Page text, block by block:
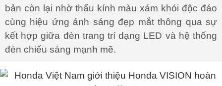
bản còn lại nhờ thấu kính màu xám khói độc đáo
cùng hiệu ứng ánh sáng đẹp mắt thông qua sự
kết hợp giữa đèn trang trí dạng LED và hệ thống
đèn chiếu sáng mạnh mẽ.